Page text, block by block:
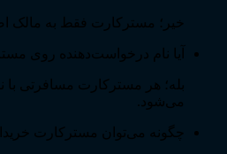
خیر؛ مسترکارت فقط به مالک
آیا نام درخواست‌دهنده روی
بله؛ هر مسترکارت مسافرتی با
می‌شود.
چگونه می‌توان مسترکارت